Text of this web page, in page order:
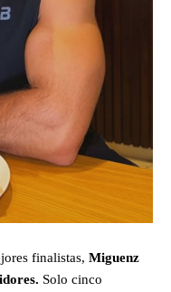
finalistas, Miguenz
Solo cinco